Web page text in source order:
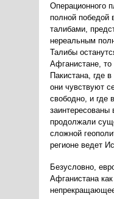
Операционного
полной победой
талибами,
нереальным
Талибы
Афганистане, то
Пакистана, где
они чувствуют
свободно, и где
продолжали
сложной
регионе ведет
Безусловно,
Афганистана